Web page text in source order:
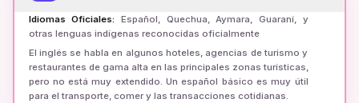
Idiomas Oficiales:
Español, Quechua, Aymara, Guaraní, y
otras lenguas indígenas reconocidas oficialmente
El inglés se habla en algunos hoteles, agencias de turismo y
restaurantes de gama alta en las principales zonas turísticas,
pero no está muy extendido. Un español básico es muy útil
para el transporte, comer y las transacciones cotidianas.